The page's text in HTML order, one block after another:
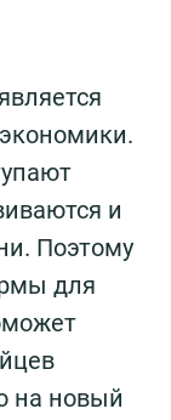
и
Поэтому
для
на новый